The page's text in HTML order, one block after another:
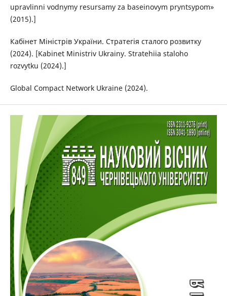
upravlinni vodnymy resursamy za baseinovym pryntsypom»
(2015).]
Кабінет Міністрів України. Стратегія сталого розвитку
(2024). [Kabinet Ministriv Ukrainy. Stratehiia staloho
rozvytku (2024).]
Global Compact Network Ukraine (2024).